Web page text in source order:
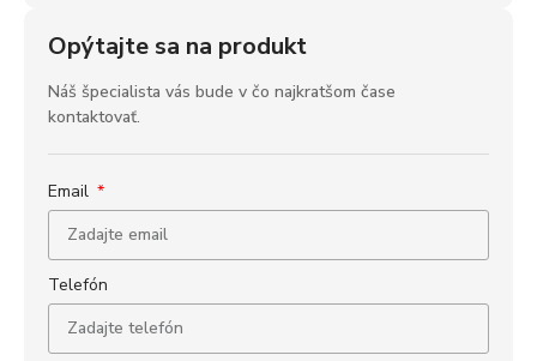
Opýtajte sa na produkt
Náš špecialista vás bude v čo najkratšom čase
kontaktovať.
Email
Telefón